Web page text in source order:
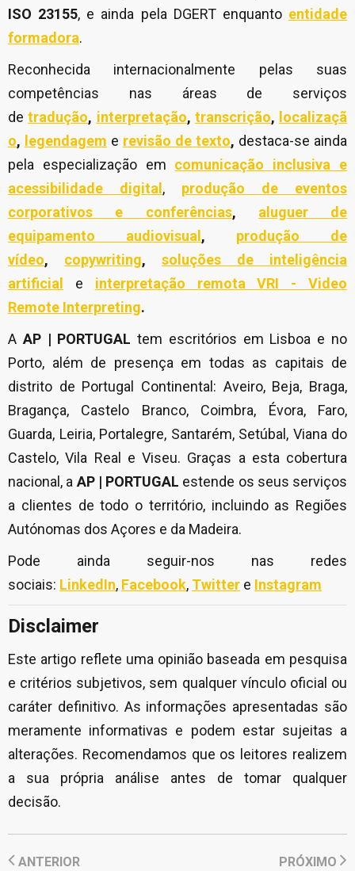
ISO 23155, e ainda pela DGERT enquanto entidade
formadora.
Reconhecida internacionalmente pelas suas
competências nas áreas de serviços
de tradução, interpretação, transcrição, localizaçã
o, legendagem e revisão de texto, destaca-se ainda
pela especialização em comunicação inclusiva e
acessibilidade digital ,
produção de eventos
corporativos e conferências,
aluguer de
equipamento audiovisual ,
produção de
vídeo, copywriting,
soluções de inteligência
artificial
e
interpretação remota VRI - Video
Remote Interpreting.
A AP | PORTUGAL tem escritórios em Lisboa e no
Porto, além de presença em todas as capitais de
distrito de Portugal Continental: Aveiro, Beja, Braga,
Bragança, Castelo Branco, Coimbra, Évora, Faro,
Guarda, Leiria, Portalegre, Santarém, Setúbal, Viana do
Castelo, Vila Real e Viseu. Graças a esta cobertura
nacional, a AP | PORTUGAL estende os seus serviços
a clientes de todo o território, incluindo as Regiões
Autónomas dos Açores e da Madeira.
Pode ainda seguir-nos nas redes
sociais: LinkedIn, Facebook, Twitter e Instagram
Disclaimer
Este artigo reflete uma opinião baseada em pesquisa
e critérios subjetivos, sem qualquer vínculo oficial ou
caráter definitivo. As informações apresentadas são
meramente informativas e podem estar sujeitas a
alterações. Recomendamos que os leitores realizem
a sua própria análise antes de tomar qualquer
decisão.
ANTERIOR PRÓXIMO